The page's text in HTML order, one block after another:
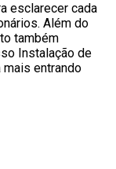
esclarecer cada
Além do
também
Instalação de
entrando